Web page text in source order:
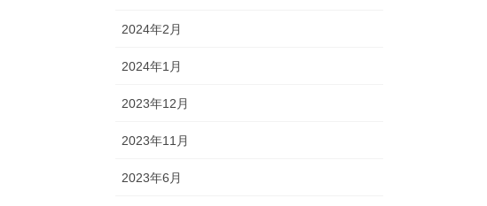
2024年2月
2024年1月
2023年12月
2023年11月
2023年6月